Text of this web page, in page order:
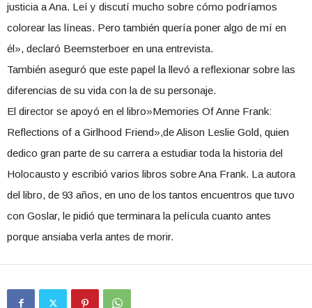
justicia a Ana. Leí y discutí mucho sobre cómo podríamos
colorear las líneas. Pero también quería poner algo de mí en
él», declaró Beemsterboer en una entrevista.
También aseguró que este papel la llevó a reflexionar sobre las
diferencias de su vida con la de su personaje.
El director se apoyó en el libro»Memories Of Anne Frank:
Reflections of a Girlhood Friend»,de Alison Leslie Gold, quien
dedico gran parte de su carrera a estudiar toda la historia del
Holocausto y escribió varios libros sobre Ana Frank. La autora
del libro, de 93 años, en uno de los tantos encuentros que tuvo
con Goslar, le pidió que terminara la película cuanto antes
porque ansiaba verla antes de morir.